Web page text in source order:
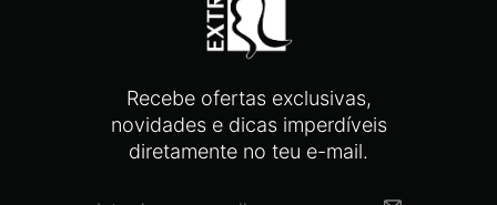
Recebe ofertas exclusivas,
novidades e dicas imperdíveis
diretamente no teu e-mail.